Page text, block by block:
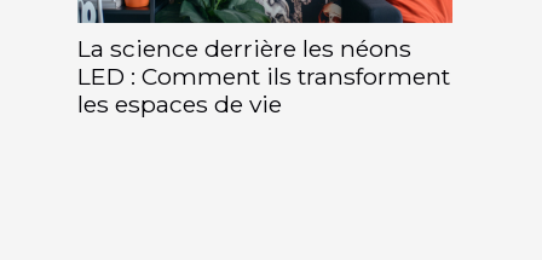
La science derrière les néons
LED : Comment ils transforment
les espaces de vie